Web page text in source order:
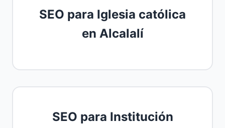
SEO para Iglesia católica
en Alcalalí
SEO para Institución